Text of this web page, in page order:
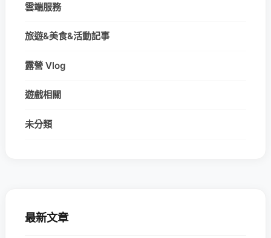
雲端服務
旅遊&美食&活動記事
露營 Vlog
遊戲相關
未分類
最新文章